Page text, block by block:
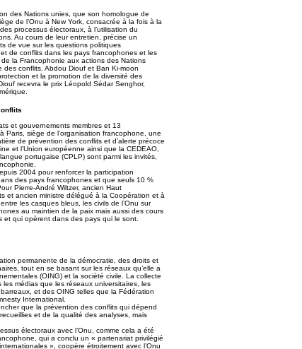
des Nations unies, que son homologue de
de l’Onu à New York, consacrée à la fois à la
processus électoraux, à l’utilisation du
Au cours de leur entretien, précise un
de vue sur les questions politiques
de conflits dans les pays francophones et les
la Francophonie aux actions des Nations
conflits. Abdou Diouf et Ban Ki-moon
et la promotion de la diversité des
recevra le prix Léopold Sédar Senghor,
et gouvernements membres et 13
Paris, siège de l’organisation francophone, une
de prévention des conflits et d’alerte précoce
et l’Union européenne ainsi que la CEDEAO,
portugaise (CPLP) sont parmi les invités,
2004 pour renforcer la participation
des pays francophones et que seuls 10 %
Pierre-André Wiltzer, ancien Haut
et ancien ministre délégué à la Coopération et à
les casques bleus, les civils de l’Onu sur
au maintien de la paix mais aussi des cours
qui opèrent dans des pays qui le sont.
permanente de la démocratie, des droits et
tout en se basant sur les réseaux qu’elle a
(OING) et la société civile. La collecte
médias que les réseaux universitaires, les
et des OING telles que la Fédération
International.
que la prévention des conflits qui dépend
et de la qualité des analyses, mais
électoraux avec l’Onu, comme cela a été
qui a conclu un « partenariat privilégié
», coopère étroitement avec l’Onu